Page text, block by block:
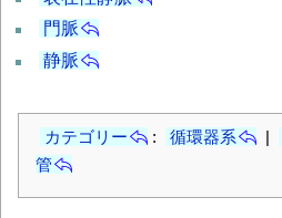
門脈
静脈
カテゴリー : 循環器系 |
管